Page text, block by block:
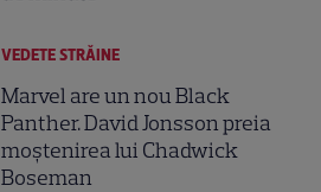
VEDETE STRĂINE
Marvel are un nou Black
Panther. David Jonsson preia
moștenirea lui Chadwick
Boseman